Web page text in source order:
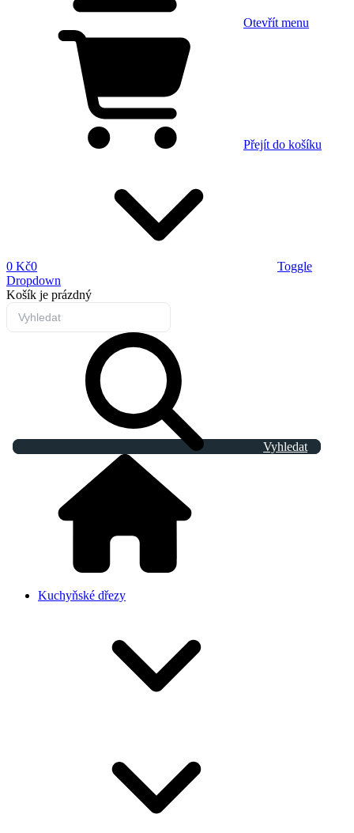
Otevřít menu
Přejít do košíku
0 Kč0
Toggle
Dropdown
Košík je prázdný
Vyhledat
Kuchyňské dřezy